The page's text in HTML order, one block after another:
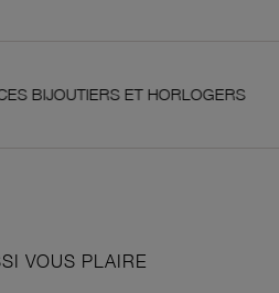
ET HORLOGERS
VOUS PLAIRE